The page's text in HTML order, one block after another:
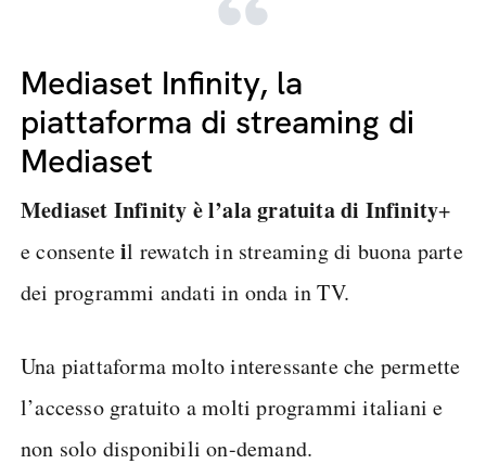
Mediaset Infinity, la
piattaforma di streaming di
Mediaset
Mediaset Infinity è l’ala gratuita di Infinity+
e consenteil rewatch in streaming di buona parte
dei programmi andati in onda in TV.
Una piattaforma molto interessante che permette
l’accesso gratuito a molti programmi italiani e
non solo disponibili on-demand.